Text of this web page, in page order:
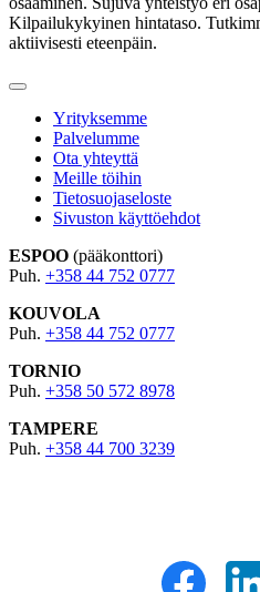
Kilpailukykyinen hintataso.
aktiivisesti eteenpäin.
Yrityksemme
Palvelumme
Ota yhteyttä
Meille töihin
Tietosuojaseloste
Sivuston käyttöehdot
ESPOO (pääkonttori)
Puh. +358 44 752 0777
KOUVOLA
Puh. +358 44 752 0777
TORNIO
Puh. +358 50 572 8978
TAMPERE
Puh. +358 44 700 3239